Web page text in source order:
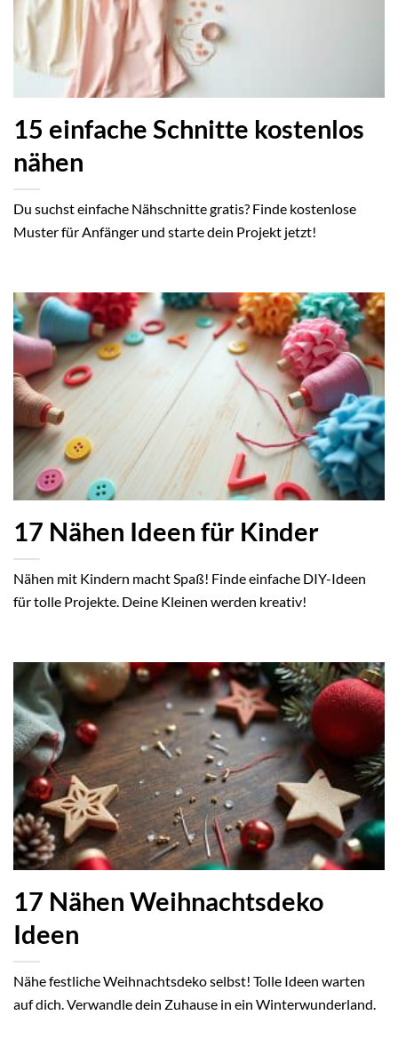
15 einfache Schnitte kostenlos
nähen
Du suchst einfache Nähschnitte gratis? Finde kostenlose
Muster für Anfänger und starte dein Projekt jetzt!
17 Nähen Ideen für Kinder
Nähen mit Kindern macht Spaß! Finde einfache DIY-Ideen
für tolle Projekte. Deine Kleinen werden kreativ!
17 Nähen Weihnachtsdeko
Ideen
Nähe festliche Weihnachtsdeko selbst! Tolle Ideen warten
auf dich. Verwandle dein Zuhause in ein Winterwunderland.